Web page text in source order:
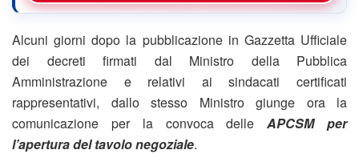
Alcuni giorni dopo la pubblicazione in Gazzetta Ufficiale
dei decreti firmati dal Ministro della Pubblica
Amministrazione e relativi ai sindacati certificati
rappresentativi, dallo stesso Ministro giunge ora la
comunicazione per la convoca delleAPCSM
per
l’apertura del tavolo negoziale.